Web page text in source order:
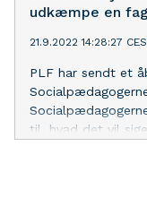
familie. Vi har
for et eller flere
udkæmpe en
21.9.2022 14:28:27
PLF har sendt et
til, hvad det vil